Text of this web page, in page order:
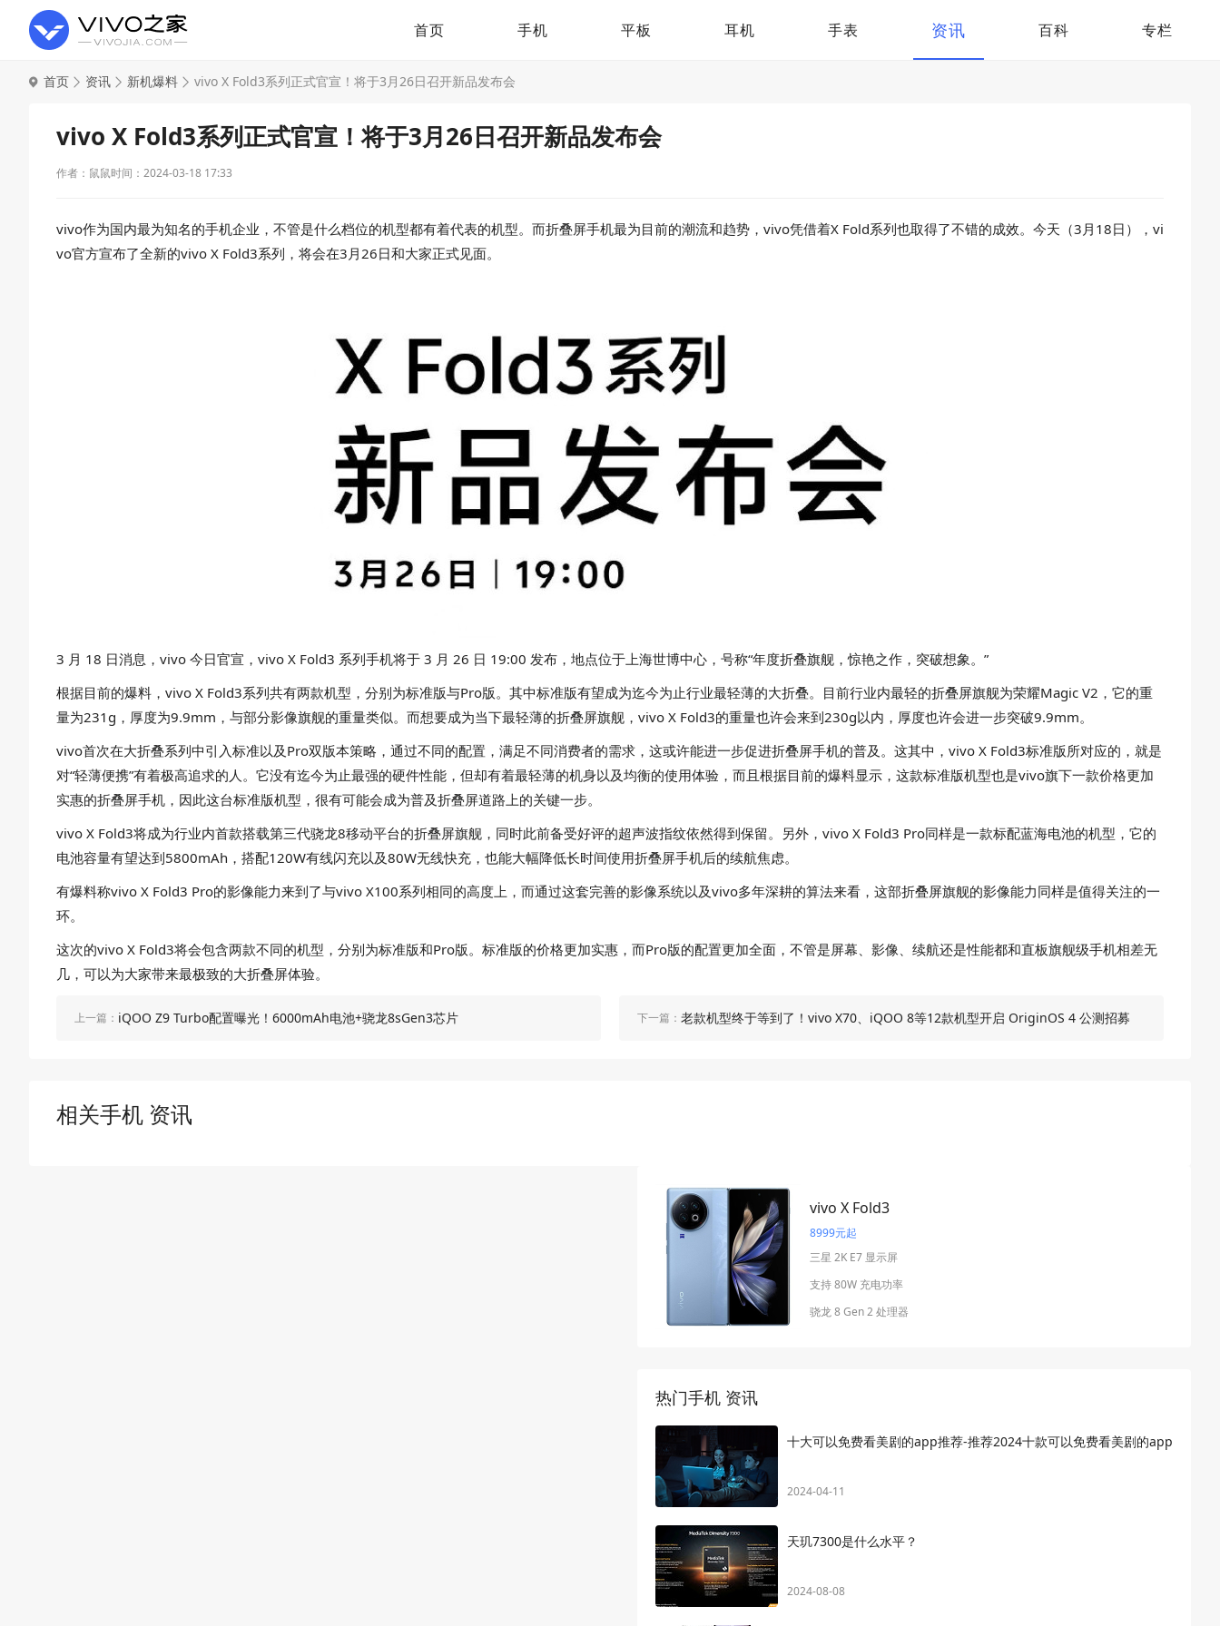
首页 手机 平板 耳机 手表 资讯 百科 专栏
首页 资讯 新机爆料 vivo X Fold3系列正式官宣！将于3月26日召开新品发布会
vivo X Fold3系列正式官宣！将于3月26日召开新品发布会
作者：鼠鼠时间：2024-03-18 17:33
vivo作为国内最为知名的手机企业，不管是什么档位的机型都有着代表的机型。而折叠屏手机最为目前的潮流和趋势，vivo凭借着X Fold系列也取得了不错的成效。今天（3月18日），vi
vo官方宣布了全新的vivo X Fold3系列，将会在3月26日和大家正式见面。
3 月 18 日消息，vivo 今日官宣，vivo X Fold3 系列手机将于 3 月 26 日 19:00 发布，地点位于上海世博中心，号称“年度折叠旗舰，惊艳之作，突破想象。”
根据目前的爆料，vivo X Fold3系列共有两款机型，分别为标准版与Pro版。其中标准版有望成为迄今为止行业最轻薄的大折叠。目前行业内最轻的折叠屏旗舰为荣耀Magic V2，它的重
量为231g，厚度为9.9mm，与部分影像旗舰的重量类似。而想要成为当下最轻薄的折叠屏旗舰，vivo X Fold3的重量也许会来到230g以内，厚度也许会进一步突破9.9mm。
vivo首次在大折叠系列中引入标准以及Pro双版本策略，通过不同的配置，满足不同消费者的需求，这或许能进一步促进折叠屏手机的普及。这其中，vivo X Fold3标准版所对应的，就是
对“轻薄便携”有着极高追求的人。它没有迄今为止最强的硬件性能，但却有着最轻薄的机身以及均衡的使用体验，而且根据目前的爆料显示，这款标准版机型也是vivo旗下一款价格更加
实惠的折叠屏手机，因此这台标准版机型，很有可能会成为普及折叠屏道路上的关键一步。
vivo X Fold3将成为行业内首款搭载第三代骁龙8移动平台的折叠屏旗舰，同时此前备受好评的超声波指纹依然得到保留。另外，vivo X Fold3 Pro同样是一款标配蓝海电池的机型，它的
电池容量有望达到5800mAh，搭配120W有线闪充以及80W无线快充，也能大幅降低长时间使用折叠屏手机后的续航焦虑。
有爆料称vivo X Fold3 Pro的影像能力来到了与vivo X100系列相同的高度上，而通过这套完善的影像系统以及vivo多年深耕的算法来看，这部折叠屏旗舰的影像能力同样是值得关注的一
环。
这次的vivo X Fold3将会包含两款不同的机型，分别为标准版和Pro版。标准版的价格更加实惠，而Pro版的配置更加全面，不管是屏幕、影像、续航还是性能都和直板旗舰级手机相差无
几，可以为大家带来最极致的大折叠屏体验。
上一篇： iQOO Z9 Turbo配置曝光！6000mAh电池+骁龙8sGen3芯片 下一篇： 老款机型终于等到了！vivo X70、iQOO 8等12款机型开启 OriginOS 4 公测招募
相关手机 资讯
vivo X Fold3
8999元起
三星 2K E7 显示屏
支持 80W 充电功率
骁龙 8 Gen 2 处理器
热门手机 资讯
十大可以免费看美剧的app推荐-推荐2024十款可以免费看美剧的app
2024-04-11
天玑7300是什么水平？
2024-08-08